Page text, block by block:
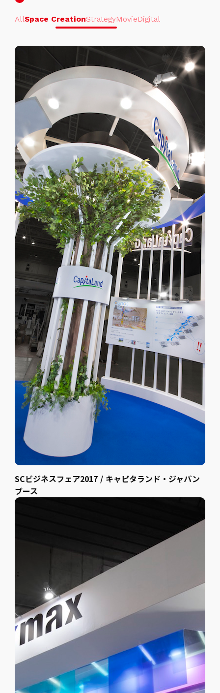
AllSpace CreationStrategyMovieDigital
SCビジネスフェア2017 / キャピタランド・ジャパン
ブース